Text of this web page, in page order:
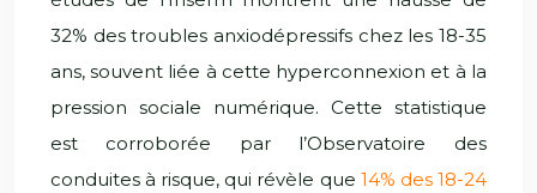
32% des troubles anxiodépressifs chez les 18-35
ans, souvent liée à cette hyperconnexion et à la
pression sociale numérique. Cette statistique
est corroborée par l’Observatoire des
conduites à risque, qui révèle que 14% des 18-24